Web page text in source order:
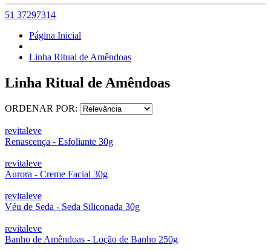
51 37297314
Página Inicial
Linha Ritual de Amêndoas
Linha Ritual de Amêndoas
ORDENAR POR:
revitaleve
Renascença - Esfoliante 30g
revitaleve
Aurora - Creme Facial 30g
revitaleve
Véu de Seda - Seda Siliconada 30g
revitaleve
Banho de Amêndoas - Loção de Banho 250g